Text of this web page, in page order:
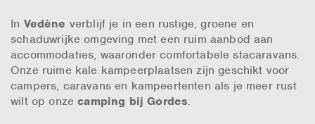
In Vedène verblijf je in een rustige, groene en
schaduwrijke omgeving met een ruim aanbod aan
accommodaties, waaronder comfortabele stacaravans.
Onze ruime kale kampeerplaatsen zijn geschikt voor
campers, caravans en kampeertenten als je meer rust
wilt op onze camping bij Gordes.